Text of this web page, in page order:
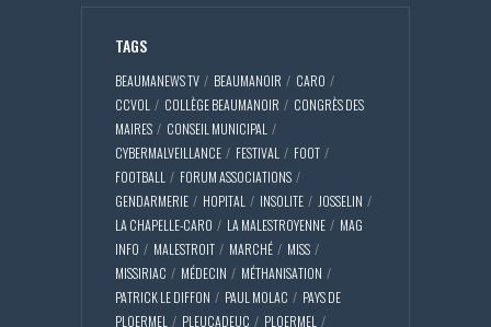
TAGS
BEAUMANEWS TV BEAUMANOIR
CARO
CCVOL
COLLÈGE BEAUMANOIR
CONGRÈS DES
MAIRES
CONSEIL MUNICIPAL
CYBERMALVEILLANCE
FESTIVAL
FOOT
FOOTBALL
FORUM ASSOCIATIONS
GENDARMERIE
HOPITAL INSOLITE
JOSSELIN
LA CHAPELLE-CARO
LA MALESTROYENNE
MAG
INFO
MALESTROIT MARCHÉ
MISS
MISSIRIAC
MÉDECIN
MÉTHANISATION
PATRICK LE DIFFON
PAUL MOLAC
PAYS DE
PLOERMEL
PLEUCADEUC PLOERMEL